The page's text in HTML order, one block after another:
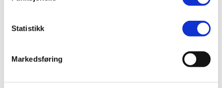
Statistikk
Markedsføring